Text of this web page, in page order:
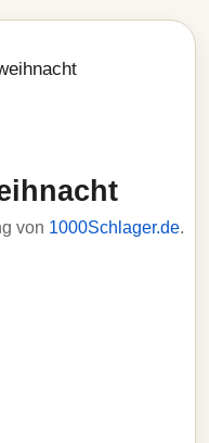
von 1000Schlager.de.